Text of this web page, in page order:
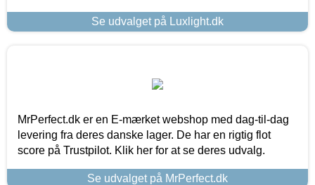
Se udvalget på Luxlight.dk
MrPerfect.dk er en E-mærket webshop med dag-til-dag
levering fra deres danske lager. De har en rigtig flot
score på Trustpilot. Klik her for at se deres udvalg.
Se udvalget på MrPerfect.dk